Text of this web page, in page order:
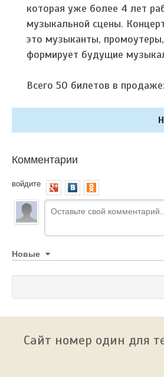
которая уже более 4 лет
музыкальной сцены.
это музыканты,
формирует будущие
Всего 50 билетов в продаже:
Комментарии
войдите
Новые
Сайт номер один для